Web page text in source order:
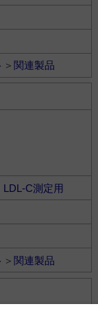
＞ 関連製品
LDL-C測定用
＞ 関連製品